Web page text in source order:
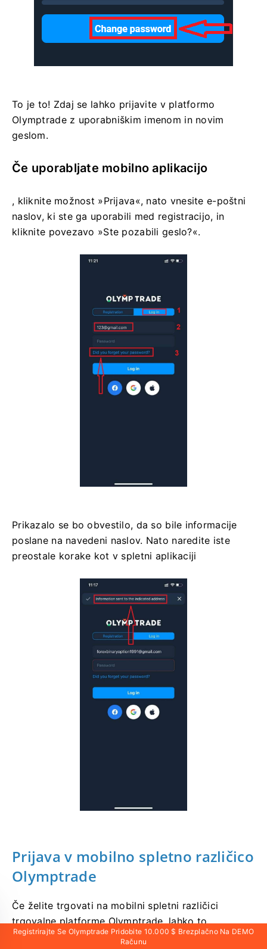
To je to! Zdaj se lahko prijavite v platformo
Olymptrade z uporabniškim imenom in novim
geslom.
Če uporabljate mobilno aplikacijo
, kliknite možnost »Prijava«, nato vnesite e-poštni
naslov, ki ste ga uporabili med registracijo, in
kliknite povezavo »Ste pozabili geslo?«.
Prikazalo se bo obvestilo, da so bile informacije
poslane na navedeni naslov. Nato naredite iste
preostale korake kot v spletni aplikaciji
Prijava v mobilno spletno različico
Olymptrade
Če želite trgovati na mobilni spletni različici
trgovalne platforme Olymptrade, lahko to
preprosto storite. Najprej odprite brskalnik na svoji
Registrirajte Se Olymptrade Pridobite 10.000 $ Brezplačno Na DEMO
Računu